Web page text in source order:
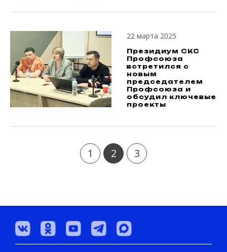
22 марта 2025
Президиум СКС
Профсоюза
встретился с
новым
председателем
Профсоюза и
обсудил ключевые
проекты
1 2 3